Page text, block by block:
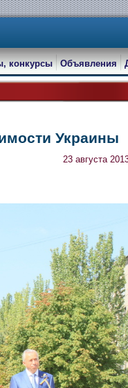
конкурсы Объявления
Украины
23 августа